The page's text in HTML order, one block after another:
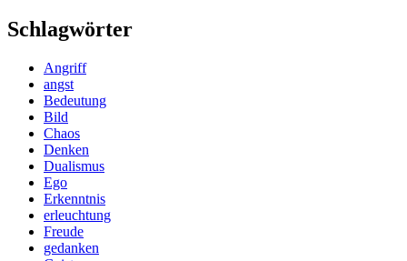
Schlagwörter
Angriff
angst
Bedeutung
Bild
Chaos
Denken
Dualismus
Ego
Erkenntnis
erleuchtung
Freude
gedanken